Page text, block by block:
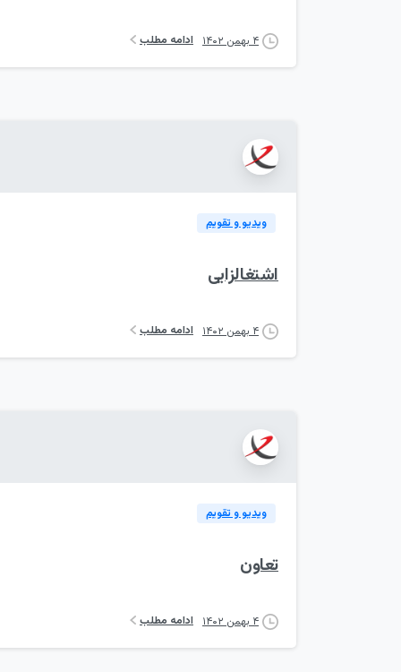
۴ بهمن ۱۴۰۲ ادامه مطلب
ویدیو و تقویم
اشتغالزایی
۴ بهمن ۱۴۰۲ ادامه مطلب
ویدیو و تقویم
تعاون
۴ بهمن ۱۴۰۲ ادامه مطلب